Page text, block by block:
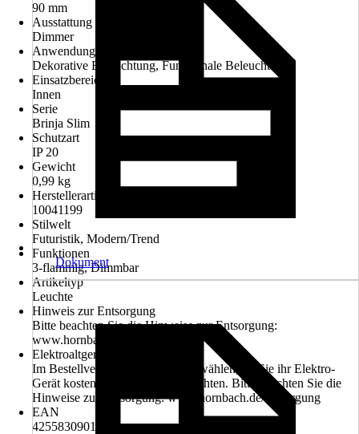
90 mm
Ausstattung
Dimmer
Anwendung
Dekorative Beleuchtung, Funktionale Beleuchtung
Einsatzbereich
Innen
Serie
Brinja Slim
Schutzart
IP 20
Gewicht
0,99 kg
Herstellerartikelnummer
10041199
Stilwelt
Futuristik, Modern/Trend
Funktionen
3-flammig, Dimmbar
Artikeltyp
Leuchte
Hinweis zur Entsorgung
Bitte beachten Sie die Hinweise zur Entsorgung:
www.hornbach.de/entsorgung
Elektroaltgerät-Rücknahme
Im Bestellverlauf können Sie auswählen, ob Sie ihr Elektro-
Gerät kostenlos zurückgeben möchten. Bitte beachten Sie die
Hinweise zur Entsorgung: www.hornbach.de/entsorgung
EAN
4255830901591
Dokument